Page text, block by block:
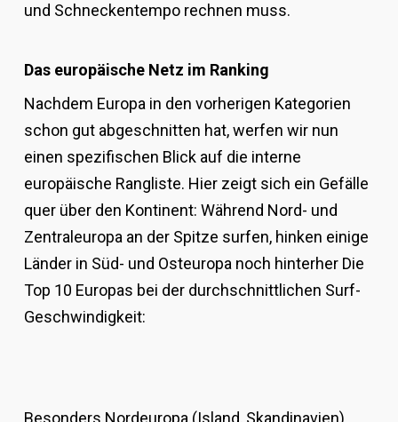
und Schneckentempo rechnen muss.
Das europäische Netz im Ranking
Nachdem Europa in den vorherigen Kategorien
schon gut abgeschnitten hat, werfen wir nun
einen spezifischen Blick auf die interne
europäische Rangliste. Hier zeigt sich ein Gefälle
quer über den Kontinent: Während Nord- und
Zentraleuropa an der Spitze surfen, hinken einige
Länder in Süd- und Osteuropa noch hinterher Die
Top 10 Europas bei der durchschnittlichen Surf-
Geschwindigkeit:
Besonders Nordeuropa (Island, Skandinavien)